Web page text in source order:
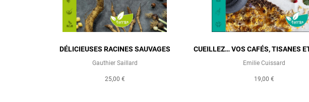
DÉLICIEUSES RACINES SAUVAGES
Gauthier Saillard
25,00 €
CUEILLEZ… VOS CAFÉS, TISANES
Emilie Cuissard
19,00 €